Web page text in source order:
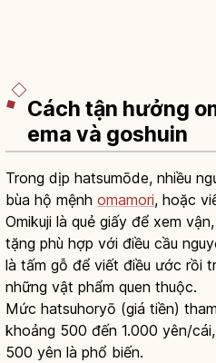
Cách tận hưởng
ema và goshuin
Trong dịp hatsumōde, nhiều
bùa hộ mệnh omamori, hoặc
Omikuji là quẻ giấy để xem
tặng phù hợp với điều cầu
là tấm gỗ để viết điều ước rồi
những vật phẩm quen thuộc.
Mức hatsuhoryō (giá tiền)
khoảng 500 đến 1.000 yên/
500 yên là phổ biến.